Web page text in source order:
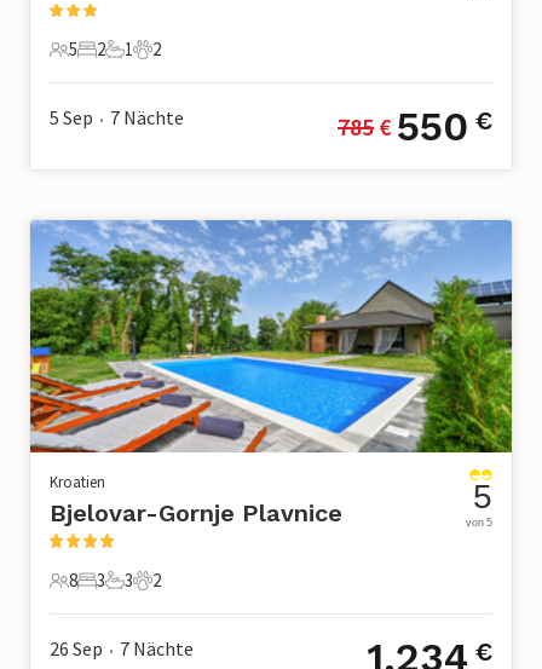
5 Gäste
5
2 Schlafzimmer
2
1 Badezimmer
1
2 Haustiere
2
5 Sep • 7 Nächte 785 € 550 €
Kroatien
Bjelovar-Gornje Plavnice
8 Gäste
8
3 Schlafzimmer
3
3 Badezimmer
3
2 Haustiere
2
5
von 5
26 Sep • 7 Nächte 1.234 €